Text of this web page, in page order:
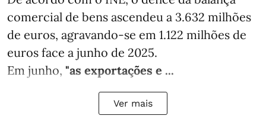
comercial de bens ascendeu a 3.632 milhões
de euros, agravando-se em 1.122 milhões de
euros face a junho de 2025.
Em junho, "as exportações e ...
Ver mais